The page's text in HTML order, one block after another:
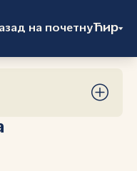
на почетнуЋир